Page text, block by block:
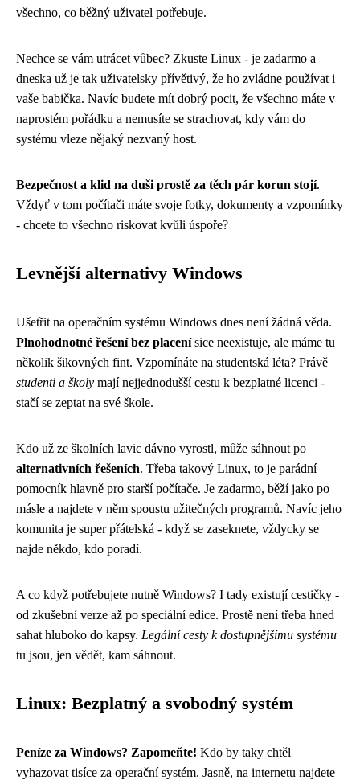
všechno, co běžný uživatel potřebuje.
Nechce se vám utrácet vůbec? Zkuste Linux - je zadarmo a
dneska už je tak uživatelsky přívětivý, že ho zvládne používat i
vaše babička. Navíc budete mít dobrý pocit, že všechno máte v
naprostém pořádku a nemusíte se strachovat, kdy vám do
systému vleze nějaký nezvaný host.
Bezpečnost a klid na duši prostě za těch pár korun stojí.
Vždyť v tom počítači máte svoje fotky, dokumenty a vzpomínky
- chcete to všechno riskovat kvůli úspoře?
Levnější alternativy Windows
Ušetřit na operačním systému Windows dnes není žádná věda.
Plnohodnotné řešení bez placenísice neexistuje, ale máme tu
několik šikovných fint. Vzpomínáte na studentská léta? Právě
studenti a školy mají nejjednodušší cestu k bezplatné licenci -
stačí se zeptat na své škole.
Kdo už ze školních lavic dávno vyrostl, může sáhnout po
alternativních řešeních. Třeba takový Linux, to je parádní
pomocník hlavně pro starší počítače. Je zadarmo, běží jako po
másle a najdete v něm spoustu užitečných programů. Navíc jeho
komunita je super přátelská - když se zaseknete, vždycky se
najde někdo, kdo poradí.
A co když potřebujete nutně Windows? I tady existují cestičky -
od zkušební verze až po speciální edice. Prostě není třeba hned
sahat hluboko do kapsy. Legální cesty k dostupnějšímu systému
tu jsou, jen vědět, kam sáhnout.
Linux: Bezplatný a svobodný systém
Peníze za Windows? Zapomeňte! Kdo by taky chtěl
vyhazovat tisíce za operační systém. Jasně, na internetu najdete